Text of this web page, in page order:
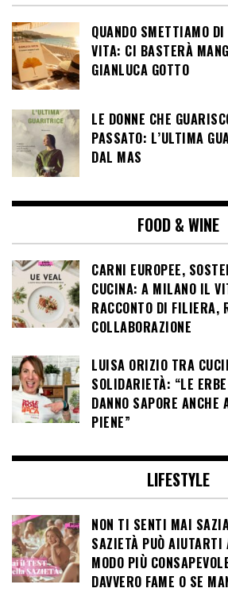
QUANDO SMETTIAMO
VITA: CI BASTERÀ
GIANLUCA GOTTO
LE DONNE CHE
PASSATO: L’ULTIMA
DAL MAS
FOOD & WINE
CARNI EUROPEE,
CUCINA: A MILANO IL
RACCONTO DI FILIERA,
COLLABORAZIONE
LUISA ORIZIO TRA
SOLIDARIETÀ: “LE
DANNO SAPORE ANCHE
PIENE”
LIFESTYLE
NON TI SENTI MAI
SAZIETÀ PUÒ AIUTARTI
MODO PIÙ
DAVVERO FAME O SE